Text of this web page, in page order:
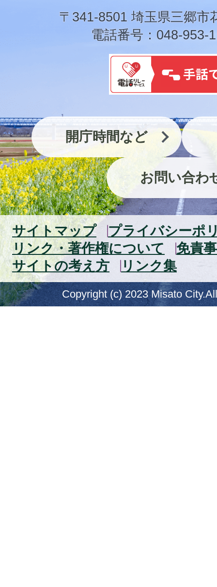
市
〒341-8501 埼玉県三郷市
電話番号：048-953-
開庁時間など
お問い合わ
サイトマップ
プライバシーポ
リンク・著作権について
免責
サイトの考え方
リンク集
Copyright (c) 2023 Misato